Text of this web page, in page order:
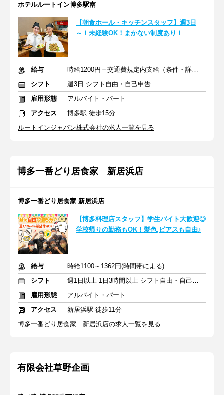
ホテルルートイン博多駅南
【朝食ホール・キッチンスタッフ】週3日
～！未経験OK！まかない制度あり！
給与
時給1200円＋交通費規定内支給（条件・詳細は面接にて）
シフト
週3日 シフト自由・自己申告
雇用形態
アルバイト・パート
アクセス
博多駅 徒歩15分
ルートインジャパン株式会社の求人一覧を見る
博多一番どり居食家 新居浜店
博多一番どり居食家 新居浜店
【博多料理店スタッフ】学生バイト大歓迎◎
学校帰りの勤務もOK！髪色,ピアスも自由♪
給与
時給1100～1362円(時間帯による)
シフト
週1日以上 1日3時間以上 シフト自由・自己申告
雇用形態
アルバイト・パート
アクセス
新居浜駅 徒歩11分
博多一番どり居食家 新居浜店の求人一覧を見る
有限会社草野企画